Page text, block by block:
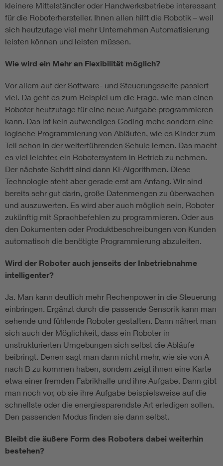
kleinere Mittelständler oder Handwerksbetriebe interessant
für die Roboterhersteller. Ihnen allen hilft die Robotik – weil
sich heutzutage viel mehr Unternehmen Automatisierung
leisten können und leisten müssen.
Wie wird ein Mehr an Flexibilität möglich?
Vor allem auf der Software- und Steuerungsseite passiert
viel. Da geht es zum Beispiel um die Frage, wie man einen
Roboter heutzutage für eine neue Aufgabe programmieren
kann. Das ist kein aufwendiges Coding mehr, sondern eine
logische Programmierung von Abläufen, wie es Kinder zum
Teil schon in der weiterführenden Schule lernen. Das macht
es viel leichter, ein Robotersystem in Betrieb zu nehmen.
Der nächste Schritt sind dann KI-Algorithmen. Diese
Technologie steht aber gerade erst am Anfang. Wir sind
bereits sehr gut darin, große Datenmengen zu überwachen
und auszuwerten. Es wird aber auch möglich sein, Roboter
zukünftig mit Sprachbefehlen zu programmieren. Oder aus
den Dokumenten oder Produktbeschreibungen von Kunden
automatisch die benötigte Programmierung abzuleiten.
Wird der Roboter auch jenseits der Inbetriebnahme
intelligenter?
Ja. Man kann deutlich mehr Rechenpower in die Steuerung
einbringen. Ergänzt durch die passende Sensorik kann man
sehende und fühlende Roboter gestalten. Dann nähert man
sich auch der Möglichkeit, dass ein Roboter in
unstrukturierten Umgebungen sich selbst die Abläufe
beibringt. Denen sagt man dann nicht mehr, wie sie von A
nach B zu kommen haben, sondern zeigt ihnen eine Karte
etwa einer fremden Fabrikhalle und ihre Aufgabe. Dann gibt
man noch vor, ob sie ihre Aufgabe beispielsweise auf die
schnellste oder die energiesparendste Art erledigen sollen.
Den passenden Modus finden sie dann selbst.
Bleibt die äußere Form des Roboters dabei weiterhin
bestehen?